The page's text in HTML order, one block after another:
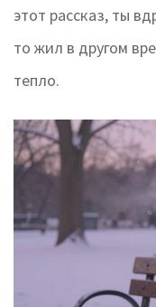
этот рассказ, ты
то жил в другом
тепло.